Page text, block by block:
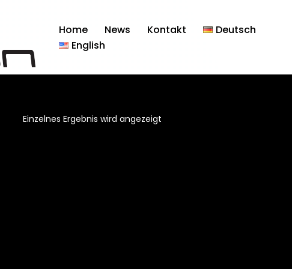
Home News Kontakt
Deutsch
English
Einzelnes Ergebnis wird angezeigt